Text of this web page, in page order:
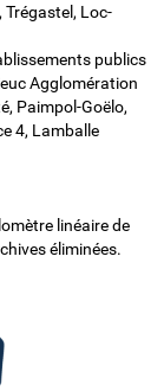
Trégastel, Loc-
publics
Agglomération
Paimpol-Goëlo,
4, Lamballe
linéaire de
éliminées.